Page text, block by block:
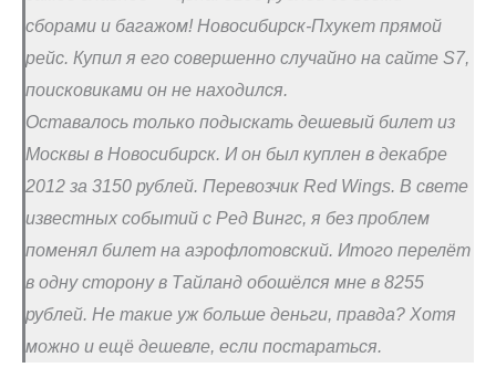
сборами и багажом! Новосибирск-Пхукет прямой
рейс. Купил я его совершенно случайно на сайте S7,
поисковиками он не находился.
Оставалось только подыскать дешевый билет из
Москвы в Новосибирск. И он был куплен в декабре
2012 за 3150 рублей. Перевозчик Red Wings. В свете
известных событий с Ред Вингс, я без проблем
поменял билет на аэрофлотовский. Итого перелёт
в одну сторону в Тайланд обошёлся мне в 8255
рублей. Не такие уж больше деньги, правда? Хотя
можно и ещё дешевле, если постараться.